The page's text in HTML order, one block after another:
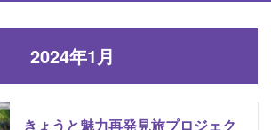
2024年1月
きょうと魅力再発見旅プロジェク